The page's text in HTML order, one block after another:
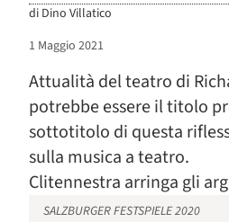
di Dino Villatico
1 Maggio 2021
Attualità del teatro di
potrebbe essere il titolo
sottotitolo di questa
sulla musica a teatro.
Clitennestra arringa gli
SALZBURGER FESTSPIELE 2020